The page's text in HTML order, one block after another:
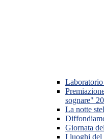
sognare"
La notte
Giornata
I luoghi del